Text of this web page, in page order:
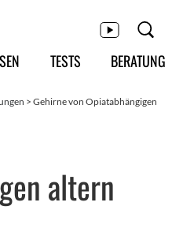
TESTS BERATUNG
> Gehirne von Opiatabhängigen
altern